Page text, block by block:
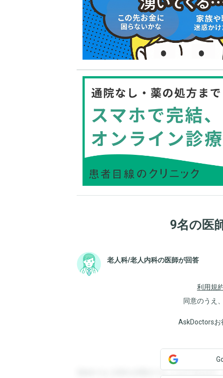
9名の医
老人科/老人内科の医師が回答
利用規
同意のうえ
AskDoctorsお
登録すると回答を閲覧することができます